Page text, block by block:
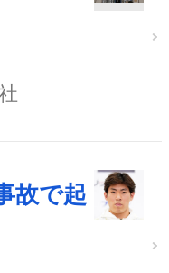
故で起